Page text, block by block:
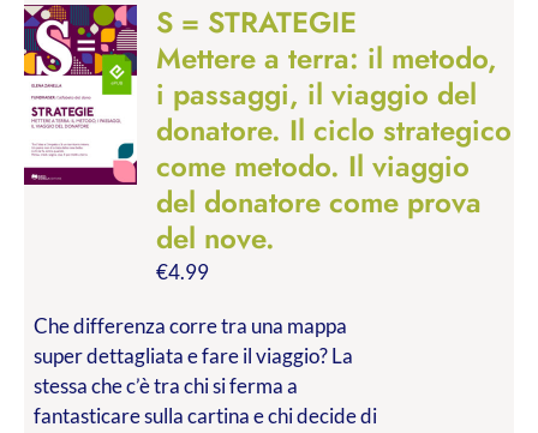
S = STRATEGIE
Mettere a terra: il metodo,
i passaggi, il viaggio del
donatore. Il ciclo strategico
come metodo. Il viaggio
del donatore come prova
del nove.
€4.99
Che differenza corre tra una mappa
super dettagliata e fare il viaggio? La
stessa che c’è tra chi si ferma a
fantasticare sulla cartina e chi decide di